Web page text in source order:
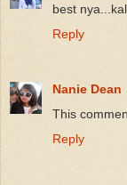
best
Reply
Nanie Dean
This
Reply